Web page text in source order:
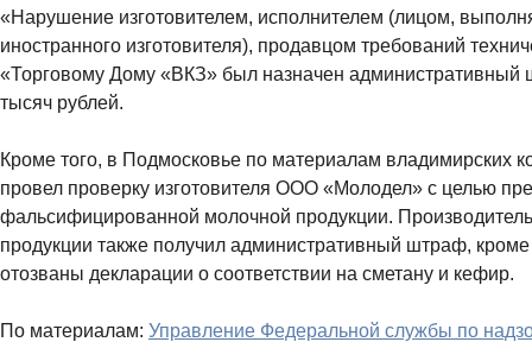
«Нарушение изготовителем, исполнителем (лицом,
иностранного изготовителя), продавцом требований
«Торговому Дому «ВКЗ» был назначен административный
тысяч рублей.
Кроме того, в Подмосковье по материалам владимирских
провел проверку изготовителя ООО «Молодел» с целью
фальсифицированной молочной продукции.
продукции также получил административный штраф, кроме
отозваны декларации о соответствии на сметану и кефир.
По материалам: Управление Федеральной службы по